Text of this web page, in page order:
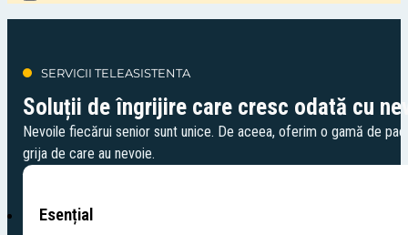
SERVICII TELEASISTENTA
Soluții de îngrijire care cresc odată cu
Nevoile fiecărui senior sunt unice. De aceea, oferim o gamă de
grija de care au nevoie.
Esențial